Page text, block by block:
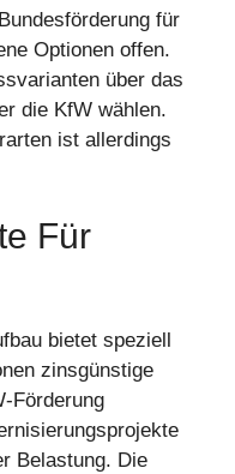
für
Optionen offen.
über das
die KfW wählen.
ist allerdings
Für
bietet speziell
zinsgünstige
Förderung
Belastung. Die